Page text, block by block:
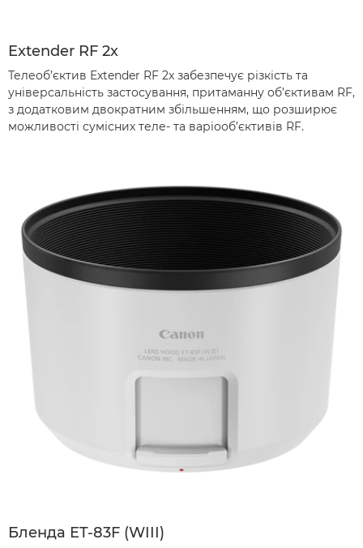
Extender RF 2x
Телеоб’єктив Extender RF 2x забезпечує різкість та
універсальність застосування, притаманну об’єктивам RF,
з додатковим двократним збільшенням, що розширює
можливості сумісних теле- та варіооб’єктивів RF.
Бленда ET-83F (WIII)